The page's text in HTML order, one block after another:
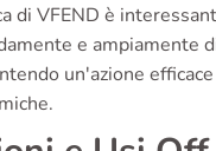
di VFEND è
e ampiamente
un'azione